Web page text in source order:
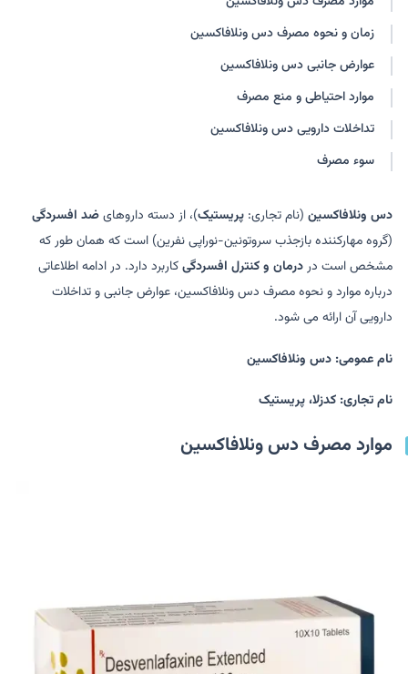
زمان و نحوه مصرف دس ونلافاکسین
عوارض جانبی دس ونلافاکسین
موارد احتیاطی و منع مصرف
تداخلات دارویی دس ونلافاکسین
سوء مصرف
دس ونلافاکسین (نام تجاری:پریستیک)، از دسته داروهایضد افسردگی
(گروه مهارکننده بازجذب سروتونین-نوراپی نفرین) است که همان طور که
مشخص است دردرمان و کنترل افسردگیکاربرد دارد. در ادامه اطلاعاتی
درباره موارد و نحوه مصرف دس ونلافاکسین، عوارض جانبی و تداخلات
دارویی آن ارائه می شود.
نام عمومی: دس ونلافاکسین
نام تجاری: کدزلا، پریستیک
موارد مصرف دس ونلافاکسین